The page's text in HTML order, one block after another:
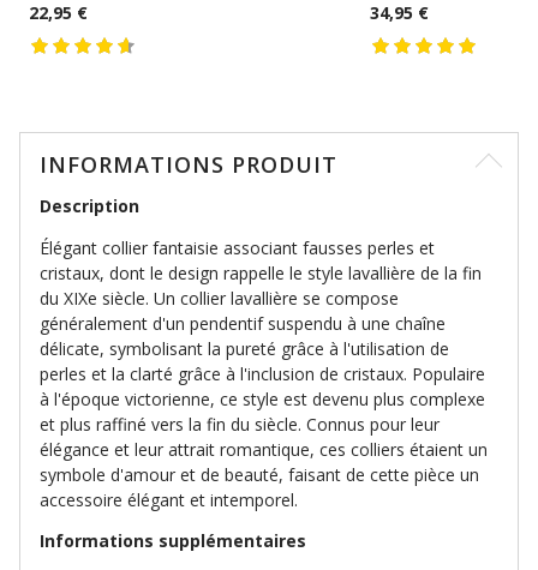
22,95 € 34,95 €
INFORMATIONS PRODUIT
Description
Élégant collier fantaisie associant fausses perles et
cristaux, dont le design rappelle le style lavallière de la fin
du XIXe siècle. Un collier lavallière se compose
généralement d'un pendentif suspendu à une chaîne
délicate, symbolisant la pureté grâce à l'utilisation de
perles et la clarté grâce à l'inclusion de cristaux. Populaire
à l'époque victorienne, ce style est devenu plus complexe
et plus raffiné vers la fin du siècle. Connus pour leur
élégance et leur attrait romantique, ces colliers étaient un
symbole d'amour et de beauté, faisant de cette pièce un
accessoire élégant et intemporel.
Informations supplémentaires